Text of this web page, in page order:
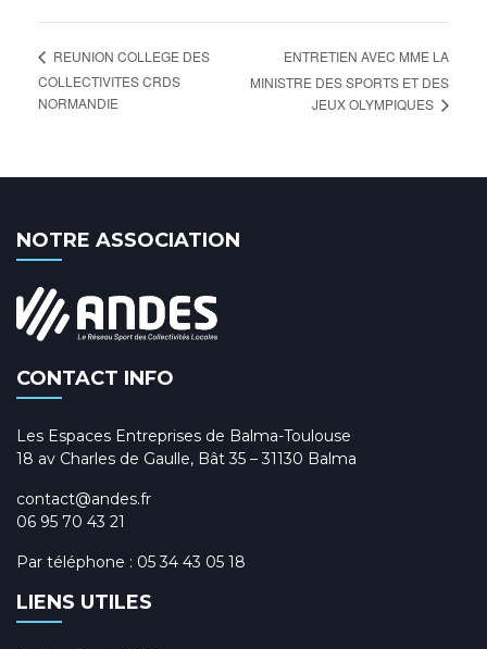
REUNION COLLEGE DES
COLLECTIVITES CRDS
NORMANDIE
ENTRETIEN AVEC MME LA
MINISTRE DES SPORTS ET DES
JEUX OLYMPIQUES
NOTRE ASSOCIATION
CONTACT INFO
Les Espaces Entreprises de Balma-Toulouse
18 av Charles de Gaulle, Bât 35 – 31130 Balma
contact@andes.fr
06 95 70 43 21
Par téléphone : 05 34 43 05 18
LIENS UTILES